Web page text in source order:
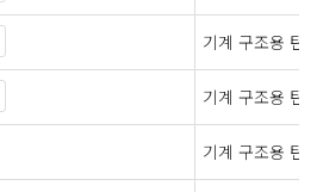
기계 구조용 탄
기계 구조용 탄
기계 구조용 탄